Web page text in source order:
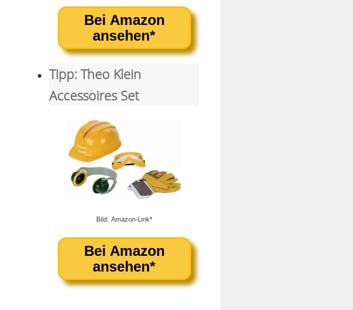
Bei Amazon
ansehen*
Tipp: Theo Klein
Accessoires Set
Bild: Amazon-Link*
Bei Amazon
ansehen*